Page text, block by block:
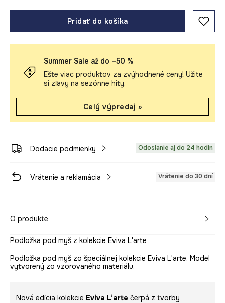
Pridať do košíka
Summer Sale až do –50 %
Ešte viac produktov za zvýhodnené ceny! Užite
si zľavy na sezónne hity.
Celý výpredaj »
Dodacie podmienky Odoslanie aj do 24 hodín
Vrátenie a reklamácia Vrátenie do 30 dní
O produkte
Podložka pod myš z kolekcie Eviva L'arte
Podložka pod myš zo špeciálnej kolekcie Eviva L'arte. Model
vytvorený zo vzorovaného materiálu.
Nová edícia kolekcie Eviva L’arte čerpá z tvorby